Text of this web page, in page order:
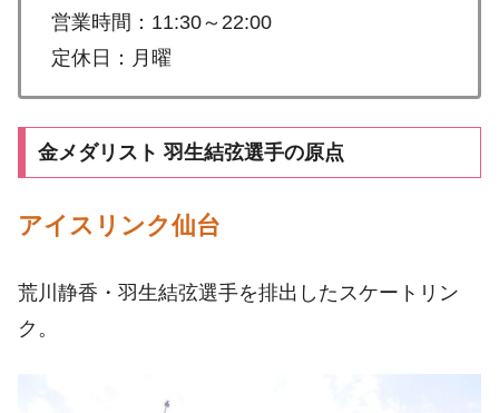
営業時間：11:30～22:00
定休日：月曜
金メダリスト 羽生結弦選手の原点
アイスリンク仙台
荒川静香・羽生結弦選手を排出したスケートリン
ク。